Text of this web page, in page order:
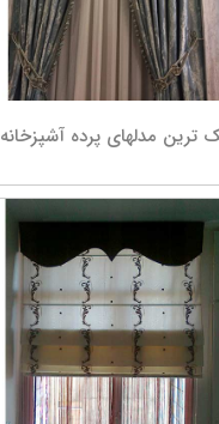
ترین مدلهای پرده آشپزخانه